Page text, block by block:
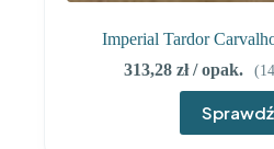
Imperial Tardor
313,28 zł/ opak. (
Sprawdź